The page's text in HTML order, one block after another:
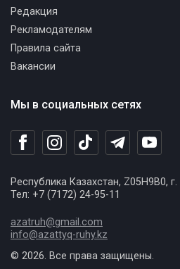
Мы в социальных сетях
Республика Казахстан, Z05H9B0,
Тел: +7 (7172) 24-95-11
azatruh@gmail.com
info@azattyq-ruhy.kz
Редакция
Рекламодателям
Правила сайта
Вакансии
© 2026. Все права защищены.